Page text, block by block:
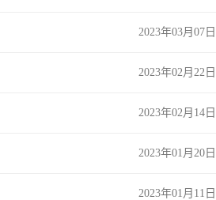
2023年03月07日
2023年02月22日
2023年02月14日
2023年01月20日
2023年01月11日